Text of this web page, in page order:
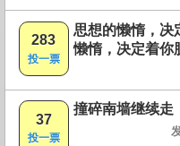
283
投一票
思想的懒惰，决
懒惰，决定着你
37
投一票
撞碎南墙继续走